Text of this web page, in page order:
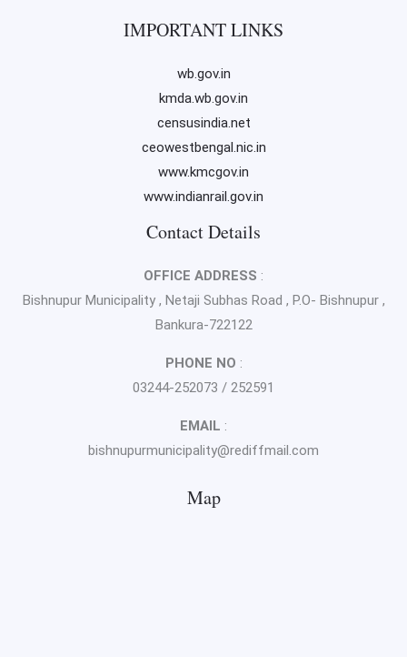
IMPORTANT LINKS
wb.gov.in
kmda.wb.gov.in
censusindia.net
ceowestbengal.nic.in
www.kmcgov.in
www.indianrail.gov.in
Contact Details
OFFICE ADDRESS :
Bishnupur Municipality , Netaji Subhas Road , P.O- Bishnupur ,
Bankura-722122
PHONE NO :
03244-252073 / 252591
EMAIL :
bishnupurmunicipality@rediffmail.com
Map